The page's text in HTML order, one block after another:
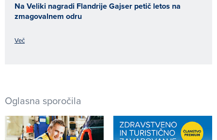
Na Veliki nagradi Flandrije Gajser petič letos na
zmagovalnem odru
Več
Oglasna sporočila